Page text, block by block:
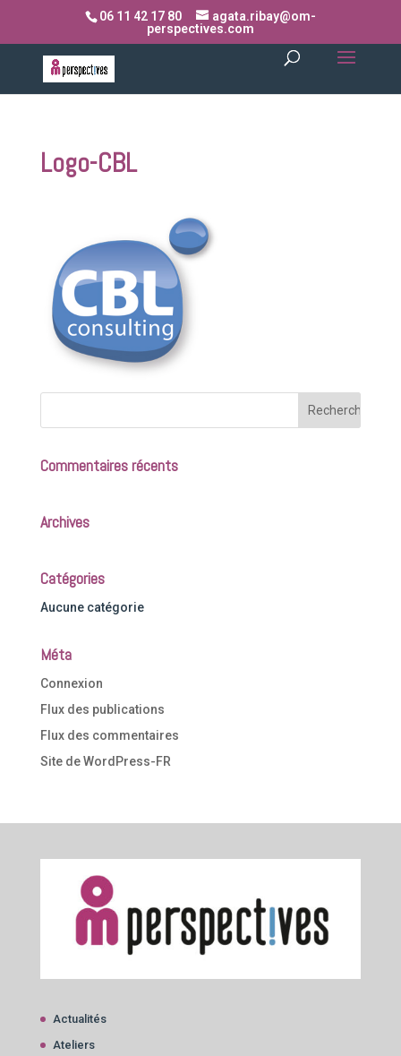
06 11 42 17 80
agata.ribay@om-
perspectives.com
Logo-CBL
Commentaires récents
Archives
Catégories
Aucune catégorie
Méta
Connexion
Flux des publications
Flux des commentaires
Site de WordPress-FR
Actualités
Ateliers